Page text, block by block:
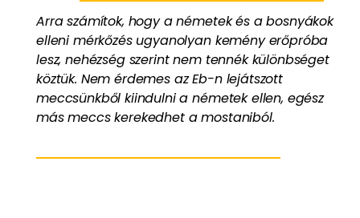
Arra számítok, hogy a németek és a bosnyákok
elleni mérkőzés ugyanolyan kemény erőpróba
lesz, nehézség szerint nem tennék különbséget
köztük. Nem érdemes az Eb-n lejátszott
meccsünkből kiindulni a németek ellen, egész
más meccs kerekedhet a mostaniból.